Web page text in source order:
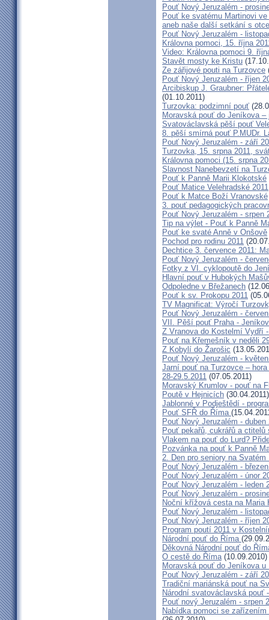
Pouť Nový Jeruzalém -
Pouť ke svatému Martinovi
aneb naše další setkání s
Pouť Nový Jeruzalém -
Královna pomoci, 15. října
Video: Královna pomoci 9.
Stavět mosty ke Kristu
Ze zářijové pouti na Turzovce
Pouť Nový Jeruzalém - říjen
Arcibiskup J. Graubner:
(01.10.2011)
Turzovka: podzimní pouť
Moravská pouť do Jeníkova
Svatováclavská pěší pouť
8. pěší smírná pouť P.MUDr.
Pouť Nový Jeruzalém - září
Turzovka, 15. srpna 2011,
Královna pomoci (15. srpna
Slavnost Nanebevzetí na
Pouť k Panně Marii Klokotské
Pouť Matice Velehradské 2011
Pouť k Matce Boží Vranovské
3. pouť pedagogických
Pouť Nový Jeruzalém - srpen
Tip na výlet - Pouť k Panně
Pouť ke svaté Anně v Onšově
Pochod pro rodinu 2011
Dechtice 3. července 2011:
Pouť Nový Jeruzalém -
Fotky z VI. cyklopoutě do
Hlavní pouť v Hubokých
Odpoledne v Břežanech
Pouť k sv. Prokopu 2011
TV Magnificat: Výročí
Pouť Nový Jeruzalém -
VII. Pěší pouť Praha -
Z Vranova do Kostelmí Vydří
Pouť na Křemešník v neděli
Z Kobylí do Žarošic
Pouť Nový Jeruzalém -
Jarní pouť na Turzovce –
28-29.5.2011 (07.05.2011)
Moravský Krumlov - pouť na
Poutě v Hejnicích (30.04.2011)
Jablonné v Podještědí -
Pouť SFŘ do Říma
Pouť Nový Jeruzalém - duben
Pouť pekařů, cukrářů a ctitelů
Vlakem na pouť do Lurd?
Pozvánka na pouť k Panně
2. Den pro seniory na
Pouť Nový Jeruzalém -
Pouť Nový Jeruzalém - únor
Pouť Nový Jeruzalém - leden
Pouť Nový Jeruzalém -
Noční křížová cesta na Maria
Pouť Nový Jeruzalém -
Pouť Nový Jeruzalém - říjen
Program poutí 2011 v
Národní pouť do Říma
Děkovná Národní pouť do
O cestě do Říma(10.09.2010)
Moravská pouť do Jeníkova u
Pouť Nový Jeruzalém - září
Tradiční mariánská pouť na
Národní svatováclavská pouť
Pouť nový Jeruzalém - srpen
Nabídka pomoci se